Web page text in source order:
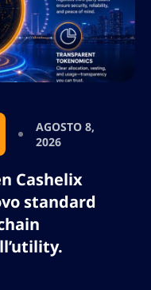
AGOSTO 8,
2026
Cashelix
standard